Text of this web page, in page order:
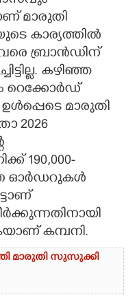
മാരുതി
കാര്യത്തിൽ
ബ്രാൻഡിന്
കഴിഞ്ഞ
റെക്കോർഡ്
മാരുതി
2026
190,000-
ഓർഡറുകൾ
കമ്പനി.
മാരുതി സുസുക്കി